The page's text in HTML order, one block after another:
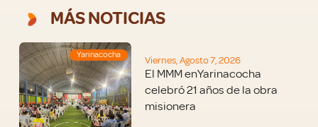
MÁS NOTICIAS
Yarinacocha
Viernes, Agosto 7, 2026
El MMM enYarinacocha
celebró 21 años de la obra
misionera